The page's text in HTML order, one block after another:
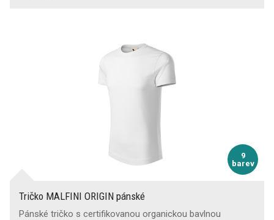
9
barev
Tričko MALFINI ORIGIN pánské
Pánské tričko s certifikovanou organickou bavlnou